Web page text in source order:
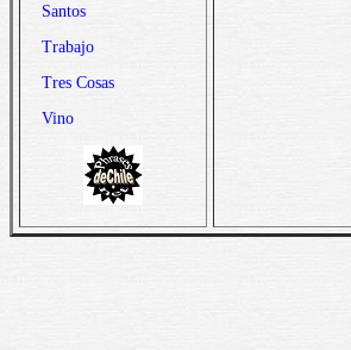
Santos
Trabajo
Tres Cosas
Vino